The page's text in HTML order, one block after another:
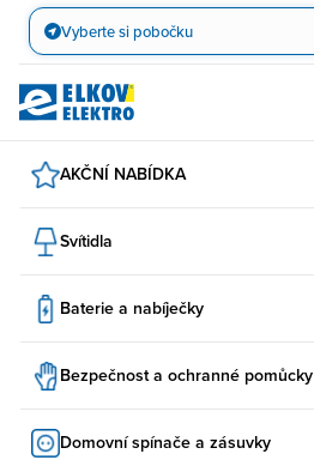
Přejít
obsah
Vyberte si pobočku
AKČNÍ NABÍDKA
Svítidla
Baterie a nabíječky
Bezpečnost a ochranné pomůcky
Domovní spínače a zásuvky